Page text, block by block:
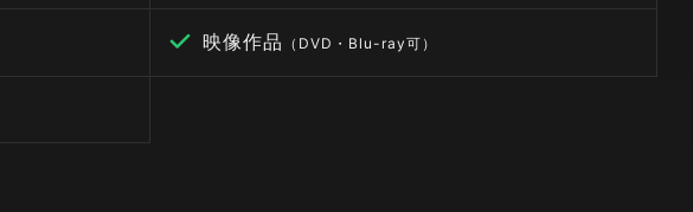
映像作品 （DVD・Blu-ray可）